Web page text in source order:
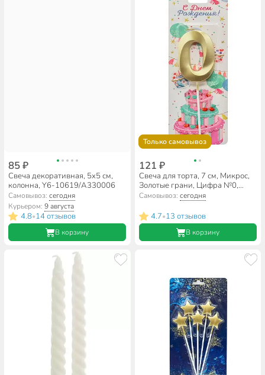
85 ₽
Свеча декоративная, 5х5 см,
колонна, Y6-10619/A330006
Самовывоз:сегодня
Курьером:9 августа
4.8•14 отзывов
В корзину
Только самовывоз
121 ₽
Свеча для торта, 7 см, Микрос,
Золотые грани, Цифра №0,
Ч54377
Самовывоз: сегодня
4.7•13 отзывов
В корзину